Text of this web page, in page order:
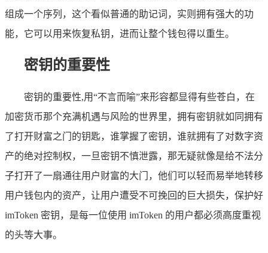
组成一个序列，这个看似普通的助记词，实则拥有强大的功
能，它可以用来恢复私钥，进而让整个钱包得以重生。
密钥的重要性
密钥的重要性,用“不言而喻”来形容都显得有些苍白，在
加密货币那个充满机遇与风险的世界里，拥有密钥就如同拥有
了打开财富之门的钥匙，谁掌握了密钥，谁就拥有了对数字资
产的绝对控制权，一旦密钥不慎泄露，那无疑就像是给不法分
子打开了一扇通往用户财富的大门，他们可以轻而易举地转移
用户钱包内的资产，让用户遭受不可挽回的巨大损失，保护好
imToken 密钥，是每一位使用 imToken 的用户都必须高度重视
的头等大事。